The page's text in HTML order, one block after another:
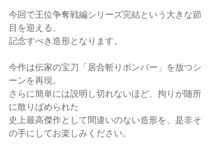
今回で王位争奪戦編シリーズ完結という大きな節
目を迎える、
記念すべき造形となります。
今作は伝家の宝刀「居合斬りボンバー」を放つシ
ーンを再現。
さらに簡単には説明し切れないほど、拘りが随所
に散りばめられた
史上最高傑作として間違いのない造形を、是非そ
の手にしてお楽しみください。